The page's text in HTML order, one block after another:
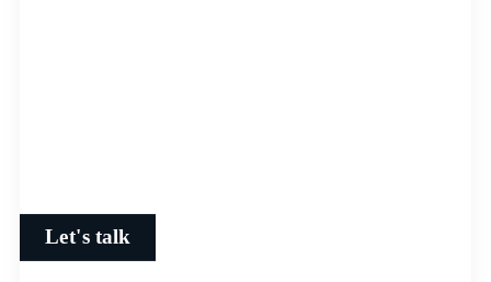
Let's talk